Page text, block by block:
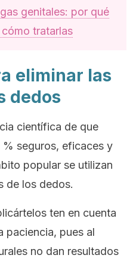
genitales: por qué
tratarlas
eliminar las
dedos
científica de que
% seguros, eficaces y
popular se utilizan
de los dedos.
ten en cuenta
paciencia, pues al
no dan resultados